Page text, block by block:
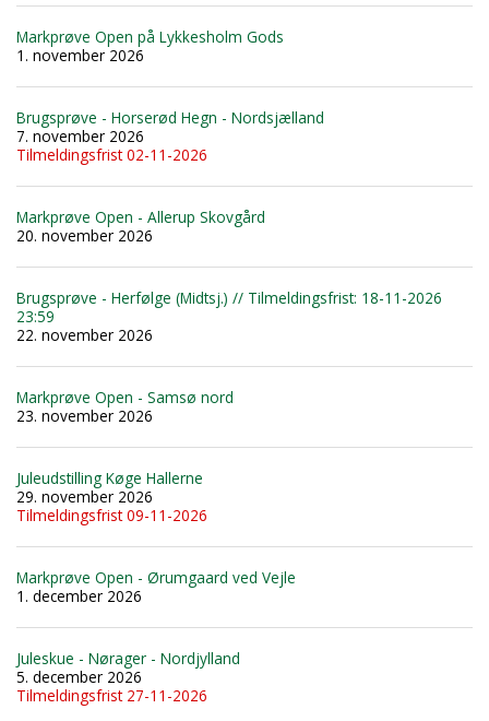
Markprøve Open på Lykkesholm Gods
1. november 2026
Brugsprøve - Horserød Hegn - Nordsjælland
7. november 2026
Tilmeldingsfrist 02-11-2026
Markprøve Open - Allerup Skovgård
20. november 2026
Brugsprøve - Herfølge (Midtsj.) // Tilmeldingsfrist: 18-11-2026
23:59
22. november 2026
Markprøve Open - Samsø nord
23. november 2026
Juleudstilling Køge Hallerne
29. november 2026
Tilmeldingsfrist 09-11-2026
Markprøve Open - Ørumgaard ved Vejle
1. december 2026
Juleskue - Nørager - Nordjylland
5. december 2026
Tilmeldingsfrist 27-11-2026